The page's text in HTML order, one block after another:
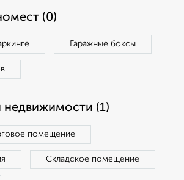
(0)
Гаражные боксы
(1)
помещение
Складское помещение